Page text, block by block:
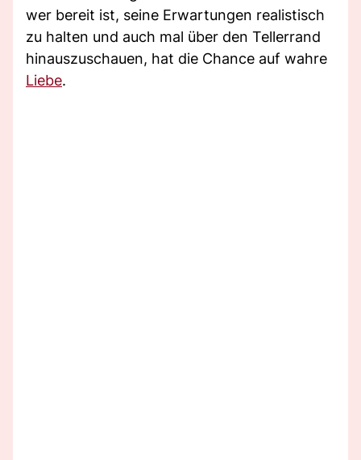
wer bereit ist, seine Erwartungen realistisch
zu halten und auch mal über den Tellerrand
hinauszuschauen, hat die Chance auf wahre
Liebe.